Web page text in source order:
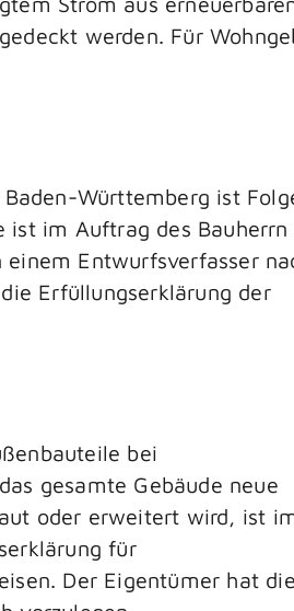
werden. Für
Baden-Württemberg ist
ist im Auftrag des Bauherrn
Entwurfsverfasser
Erfüllungserklärung der
bei
gesamte Gebäude neue
oder erweitert wird, ist
für
Der Eigentümer hat die